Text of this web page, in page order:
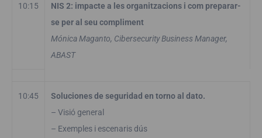
10:15
NIS 2: impacte a les organitzacions i com preparar-
se per al seu compliment
Mónica Maganto, Cibersecurity Business Manager,
ABAST
10:45
Soluciones de seguridad en torno al dato.
– Visió general
– Exemples i escenaris dús